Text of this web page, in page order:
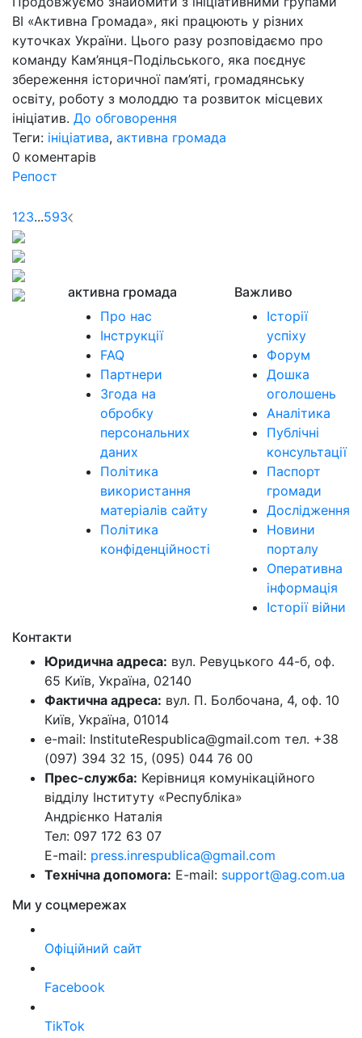
ВІ «Активна Громада», які працюють у різних
куточках України. Цього разу розповідаємо про
команду Кам’янця-Подільського, яка поєднує
збереження історичної пам’яті, громадянську
освіту, роботу з молоддю та розвиток місцевих
ініціатив. До обговорення
Теги: ініціатива, активна громада
0 коментарів
Репост
123...593
активна громада
Про нас
Інструкції
FAQ
Партнери
Згода на
обробку
персональних
даних
Політика
використання
матеріалів сайту
Політика
конфіденційності
Важливо
Історії
успіху
Форум
Дошка
оголошень
Аналітика
Публічні
консультації
Паспорт
громади
Дослідження
Новини
порталу
Оперативна
інформація
Історії війни
Контакти
Юридична адреса: вул. Ревуцького 44-б, оф.
65 Київ, Україна, 02140
Фактична адреса: вул. П. Болбочана, 4, оф. 10
Київ, Україна, 01014
e-mail: InstituteRespublica@gmail.com тел. +38
(097) 394 32 15, (095) 044 76 00
Прес-служба: Керівниця комунікаційного
відділу Інституту «Республіка»
Андрієнко Наталія
Тел: 097 172 63 07
E-mail: press.inrespublica@gmail.com
Технічна допомога: E-mail: support@ag.com.ua
Ми у соцмережах
Офіційний сайт
Facebook
TikTok